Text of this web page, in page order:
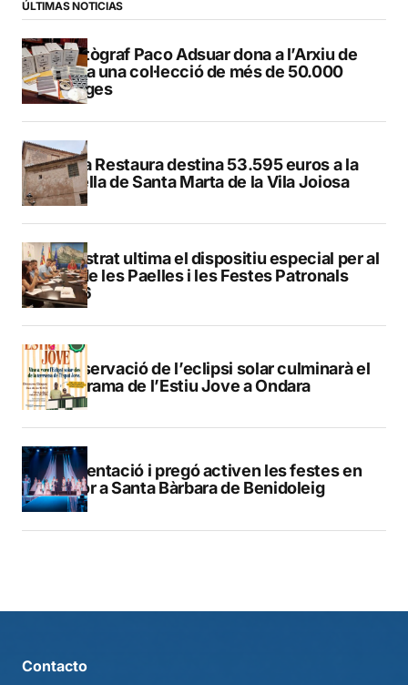
ÚLTIMAS NOTICIAS
El fotògraf Paco Adsuar dona a l’Arxiu de
Dénia una col·lecció de més de 50.000
imatges
El Pla Restaura destina 53.595 euros a la
capella de Santa Marta de la Vila Joiosa
Finestrat ultima el dispositiu especial per al
Dia de les Paelles i les Festes Patronals
2026
L’observació de l’eclipsi solar culminarà el
programa de l’Estiu Jove a Ondara
Presentació i pregó activen les festes en
honor a Santa Bàrbara de Benidoleig
Contacto